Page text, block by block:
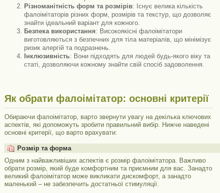
Різноманітність форм та розмірів: Існує велика кількість
фалоімітаторів різних форм, розмірів та текстур, що дозволяє
знайти ідеальний варіант для кожного.
Безпека використання: Високоякісні фалоімітатори
виготовляються з безпечних для тіла матеріалів, що мінімізує
ризик алергій та подразнень.
Інклюзивність: Вони підходять для людей будь-якого віку та
статі, дозволяючи кожному знайти свій спосіб задоволення.
Як обрати фалоімітатор: основні критерії
Обираючи фалоімітатор, варто звернути увагу на декілька ключових
аспектів, які допоможуть зробити правильний вибір. Нижче наведені
основні критерії, що варто врахувати:
Розмір та форма
Одним з найважливіших аспектів є розмір фалоімітатора. Важливо
обрати розмір, який буде комфортним та приємним для вас. Занадто
великий фалоімітатор може викликати дискомфорт, а занадто
маленький – не забезпечить достатньої стимуляції.